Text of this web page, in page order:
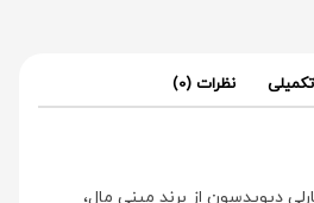
نظرات (0)
دیویدسون از برند مینی‌ مال،